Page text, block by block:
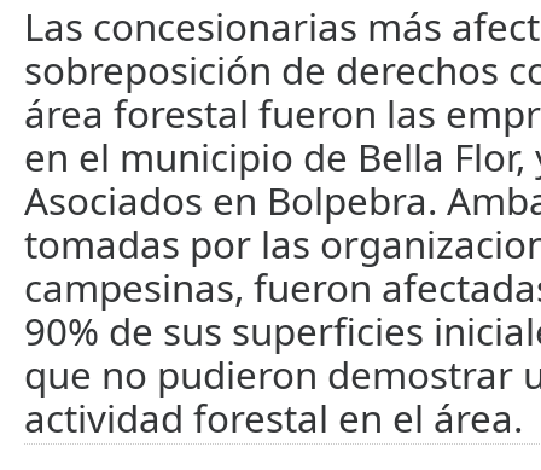
Las concesionarias más
sobreposición de derechos
área forestal fueron las
en el municipio de Bella Flor,
Asociados en Bolpebra.
tomadas por las
campesinas, fueron
90% de sus superficies
que no pudieron demostrar
actividad forestal en el área.